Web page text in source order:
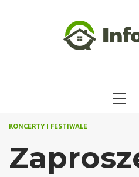
KONCERTY I FESTIWALE